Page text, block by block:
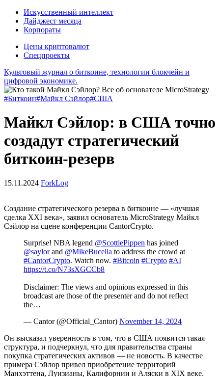
Искусственный интеллект
Дайджест месяца
Корпораты
Цены криптовалют
Спецпроекты
Культовый журнал о биткоине, технологии блокчейн и
цифровой экономике.
#Биткоин#Майкл Сэйлор#США
Майкл Сэйлор: в США точно
создадут стратегический
биткоин-резерв
15.11.2024 ForkLog
Создание стратегического резерва в биткоине — «лучшая
сделка XXI века», заявил основатель MicroStrategy Майкл
Сэйлор на сцене конференции CantorCrypto.
Surprise! NBA legend @ScottiePippen has joined
@saylorand @MikeBucella to address the crowd at
#CantorCrypto. Watch now. #Bitcoin #Crypto #AI
https://t.co/N73sXGCCb8
Disclaimer: The views and opinions expressed in this
broadcast are those of the presenter and do not reflect
the…
— Cantor (@Official_Cantor) November 14, 2024
Он высказал уверенность в том, что в США появится такая
структура, и подчеркнул, что для правительства страны
покупка стратегических активов — не новость. В качестве
примера Сэйлор привел приобретение территорий
Манхэттена, Луизианы, Калифорнии и Аляски в XIX веке.